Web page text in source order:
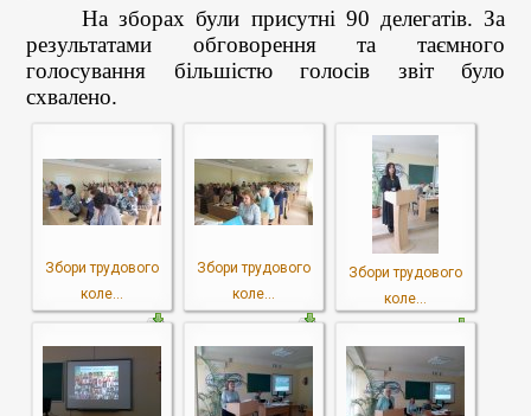
На зборах були присутні 90 делегатів. За
результатами обговорення та таємного
голосування більшістю голосів звіт було
схвалено.
Збори трудового
коле...
Збори трудового
коле...
Збори трудового
коле...